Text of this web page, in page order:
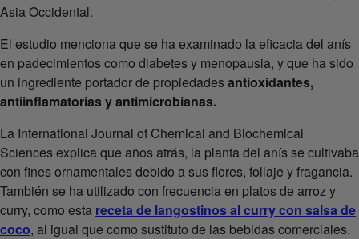
Asia Occidental.
El estudio menciona que se ha examinado la eficacia del anís
en padecimientos como diabetes y menopausia, y que ha sido
un ingrediente portador de propiedadesantioxidantes,
antiinflamatorias y antimicrobianas.
La International Journal of Chemical and Biochemical
Sciences explica que años atrás, la planta del anís se cultivaba
con fines ornamentales debido a sus flores, follaje y fragancia.
También se ha utilizado con frecuencia en platos de arroz y
curry, como esta receta de langostinos al curry con salsa de
coco, al igual que como sustituto de las bebidas comerciales.